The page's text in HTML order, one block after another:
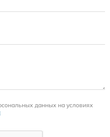
данных на условиях